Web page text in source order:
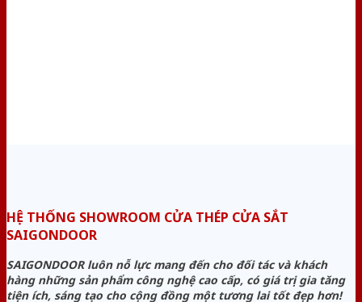
HỆ THỐNG SHOWROOM CỬA THÉP CỬA SẮT
SAIGONDOOR
SAIGONDOOR luôn nỗ lực mang đến cho đối tác và khách
hàng những sản phẩm công nghệ cao cấp, có giá trị gia tăng
tiện ích, sáng tạo cho cộng đồng một tương lai tốt đẹp hơn!